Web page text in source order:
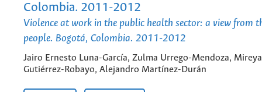
Colombia. 2011-2012
Violence at work in the public health sector: a view from
people. Bogotá, Colombia. 2011-2012
Jairo Ernesto Luna-García, Zulma Urrego-Mendoza, Mireya
Gutiérrez-Robayo, Alejandro Martínez-Durán